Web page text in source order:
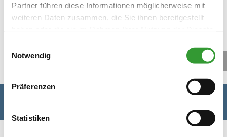
Partner führen diese Informationen möglicherweise mit
weiteren Daten zusammen, die Sie ihnen bereitgestellt
Notwendig
Präferenzen
Statistiken
Themenauswahl
Standort freigeben